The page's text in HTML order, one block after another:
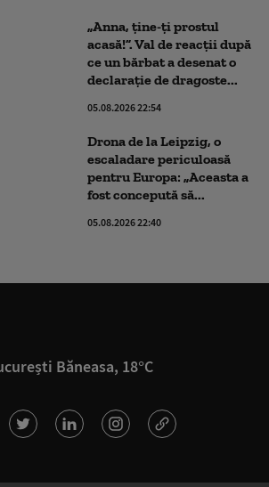
„Anna, ţine-ţi prostul
acasă!”. Val de reacții după
ce un bărbat a desenat o
declarație de dragoste...
05.08.2026 22:54
Drona de la Leipzig, o
escaladare periculoasă
pentru Europa: „Aceasta a
fost concepută să...
05.08.2026 22:40
Băneasa, 18°C